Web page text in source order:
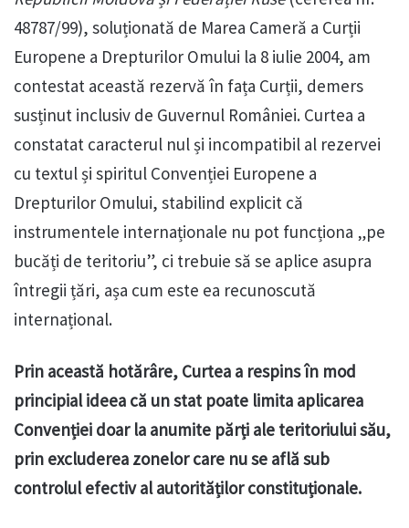
48787/99), soluționată de Marea Cameră a Curții
Europene a Drepturilor Omului la 8 iulie 2004, am
contestat această rezervă în fața Curții, demers
susținut inclusiv de Guvernul României. Curtea a
constatat caracterul nul și incompatibil al rezervei
cu textul și spiritul Convenției Europene a
Drepturilor Omului, stabilind explicit că
instrumentele internaționale nu pot funcționa „pe
bucăți de teritoriu”, ci trebuie să se aplice asupra
întregii țări, așa cum este ea recunoscută
internațional.
Prin această hotărâre, Curtea a respins în mod
principial ideea că un stat poate limita aplicarea
Convenției doar la anumite părți ale teritoriului său,
prin excluderea zonelor care nu se află sub
controlul efectiv al autorităților constituționale.